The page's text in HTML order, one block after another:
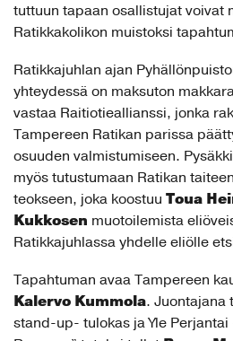
tuttuun tapaan osallistujat voivat
Ratikkakolikon muistoksi
Ratikkajuhlan ajan
yhteydessä on maksuton
vastaa Raitiotieallianssi, jonka
Tampereen Ratikan parissa
osuuden valmistumiseen.
myös tutustumaan Ratikan
teokseen, joka koostuu Toua
Kukkosen muotoilemista
Ratikkajuhlassa yhdelle eliölle
Tapahtuman avaa Tampereen
Kalervo Kummola. Juontajana
stand-up- tulokas ja Yle